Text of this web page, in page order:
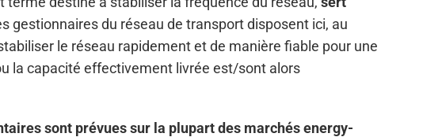
gestionnaires du réseau de transport disposent ici, au
le réseau rapidement et de manière fiable pour une
la capacité effectivement livrée est/sont alors
sont prévues sur la plupart des marchés energy-